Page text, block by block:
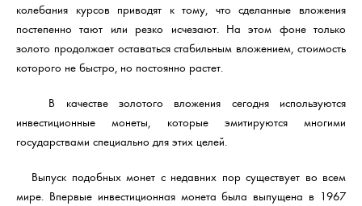
колебания курсов приводят к тому, что сделанные вложения
постепенно тают или резко исчезают. На этом фоне только
золото продолжает оставаться стабильным вложением, стоимость
которого не быстро, но постоянно растет.
В качестве золотого вложения сегодня используются
инвестиционные монеты, которые эмитируются многими
государствами специально для этих целей.
Выпуск подобных монет с недавних пор существует во всем
мире. Впервые инвестиционная монета была выпущена в 1967